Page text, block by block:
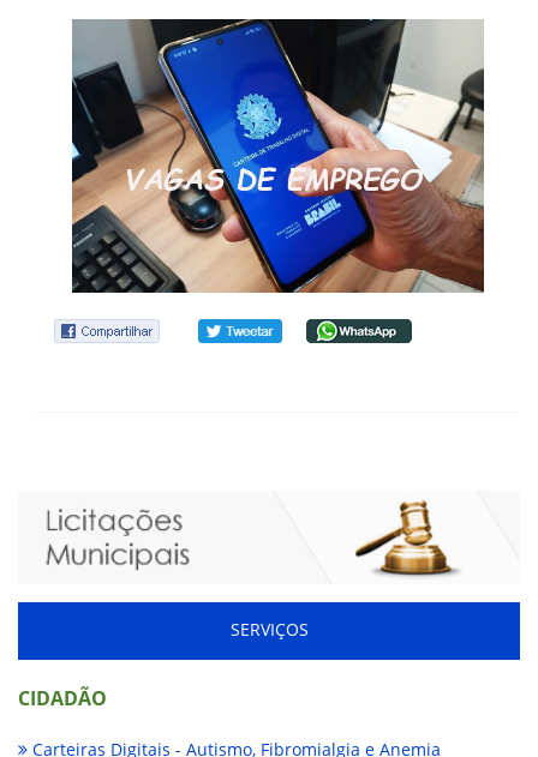
SERVIÇOS
CIDADÃO
Carteiras Digitais - Autismo, Fibromialgia e Anemia